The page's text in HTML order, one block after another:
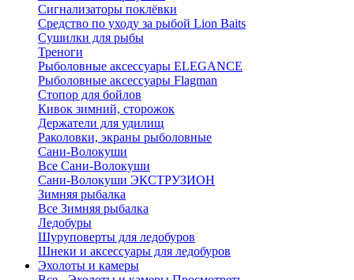
Сигнализаторы поклёвки
Средство по уходу за рыбой Lion Baits
Сушилки для рыбы
Треноги
Рыболовные аксессуары ELEGANCE
Рыболовные аксессуары Flagman
Стопор для бойлов
Кивок зимний, сторожок
Держатели для удилищ
Раколовки, экраны рыболовные
Сани-Волокуши
Все Сани-Волокуши
Сани-Волокуши ЭКСТРУЗИОН
Зимняя рыбалка
Все Зимняя рыбалка
Ледобуры
Шуруповерты для ледобуров
Шнеки и аксессуары для ледобуров
Эхолоты и камеры